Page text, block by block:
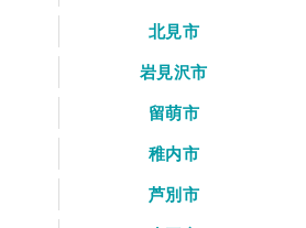
北見市
岩見沢市
留萌市
稚内市
芦別市